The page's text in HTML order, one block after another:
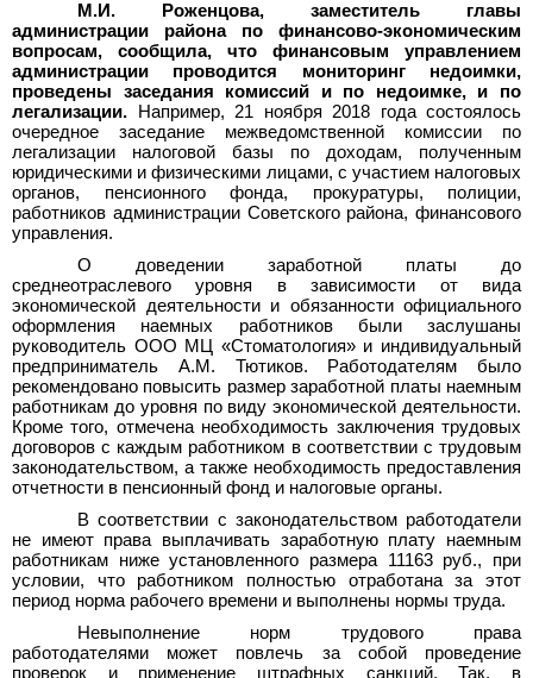
М.И.
Роженцова, заместитель главы
администрации района по финансово-экономическим
вопросам, сообщила, что финансовым управлением
администрации проводится мониторинг недоимки,
проведены заседания комиссий и по недоимке, и по
легализации.
Например, 21 ноября 2018 года состоялось
очередное заседание межведомственной комиссии по
легализации налоговой базы по доходам, полученным
юридическими и физическими лицами, с участием налоговых
органов, пенсионного фонда, прокуратуры, полиции,
работников администрации Советского района, финансового
управления.
О доведении заработной платы до
среднеотраслевого уровня в зависимости от вида
экономической деятельности и обязанности официального
оформления наемных работников были заслушаны
руководитель ООО МЦ «Стоматология» и индивидуальный
предприниматель А.М.
Тютиков. Работодателям было
рекомендовано повысить размер заработной платы наемным
работникам до уровня по виду экономической деятельности.
Кроме того, отмечена необходимость заключения трудовых
договоров с каждым работником в соответствии с трудовым
законодательством, а также необходимость предоставления
отчетности в пенсионный фонд и налоговые органы.
В соответствии с законодательством работодатели
не имеют права выплачивать заработную плату наемным
работникам ниже установленного размера 11163 руб., при
условии, что работником полностью отработана за этот
период норма рабочего времени и выполнены нормы труда.
Невыполнение норм трудового права
работодателями может повлечь за собой проведение
проверок и применение штрафных санкций. Так, в